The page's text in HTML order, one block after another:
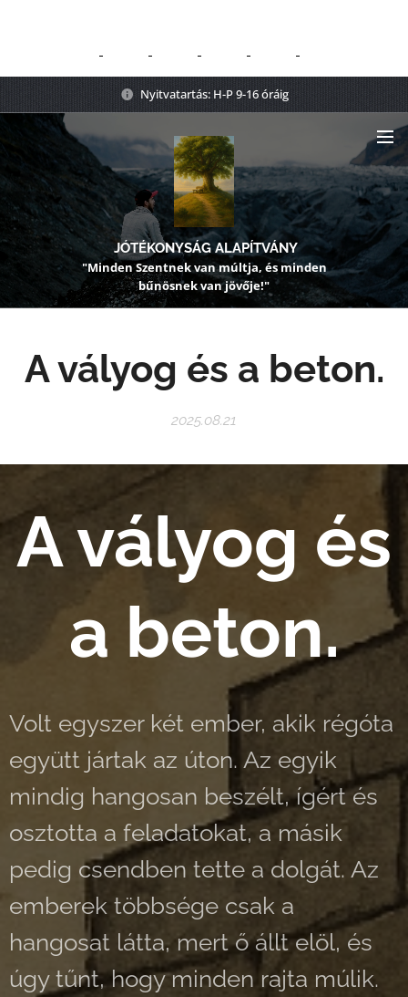
Nyitvatartás: H-P 9-16 óráig
JÓTÉKONYSÁG ALAPÍTVÁNY
"Minden Szentnek van múltja, és minden
bűnösnek van jövője!"
A vályog és a beton.
2025.08.21
A vályog és
a beton.
Volt egyszer két ember, akik régóta
együtt jártak az úton. Az egyik
mindig hangosan beszélt, ígért és
osztotta a feladatokat, a másik
pedig csendben tette a dolgát. Az
emberek többsége csak a
hangosat látta, mert ő állt elöl, és
úgy tűnt, hogy minden rajta múlik.